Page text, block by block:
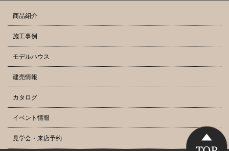
商品紹介
施工事例
モデルハウス
建売情報
カタログ
イベント情報
見学会・来店予約